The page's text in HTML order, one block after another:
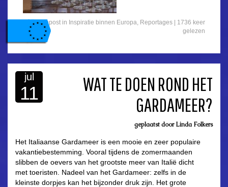
Gepost in Inspiratie binnen Europa Reportages | 1736 keer
gelezen
jul
11
WAT TE DOEN ROND HET
GARDAMEER?
geplaatst doorLinda Folkers
Het Italiaanse Gardameer is een mooie en zeer populaire
vakantiebestemming. Vooral tijdens de zomermaanden
slibben de oevers van het grootste meer van Italië dicht
met toeristen. Nadeel van het Gardameer: zelfs in de
kleinste dorpjes kan het bijzonder druk zijn. Het grote